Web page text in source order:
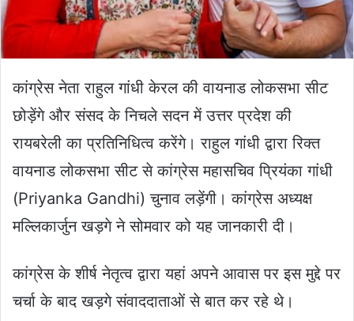
कांग्रेस नेता राहुल गांधी केरल की वायनाड लोकसभा सीट
छोड़ेंगे और संसद के निचले सदन में उत्तर प्रदेश की
रायबरेली का प्रतिनिधित्व करेंगे। राहुल गांधी द्वारा रिक्त
वायनाड लोकसभा सीट से कांग्रेस महासचिव प्रियंका गांधी
(Priyanka Gandhi) चुनाव लड़ेंगी। कांग्रेस अध्यक्ष
मल्लिकार्जुन खड़गे ने सोमवार को यह जानकारी दी।
कांग्रेस के शीर्ष नेतृत्व द्वारा यहां अपने आवास पर इस मुद्दे पर
चर्चा के बाद खड़गे संवाददाताओं से बात कर रहे थे।